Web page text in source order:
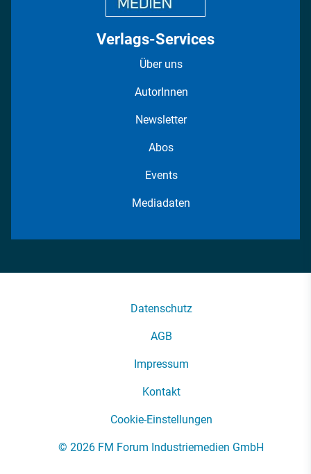
Verlags-Services
Über uns
AutorInnen
Newsletter
Abos
Events
Mediadaten
Datenschutz
AGB
Impressum
Kontakt
Cookie-Einstellungen
© 2026 FM Forum Industriemedien GmbH